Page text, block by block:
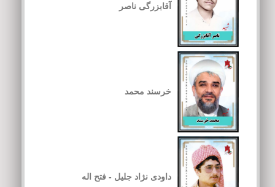
آقابزرگی ناصر
خرسند محمد
داودی نژاد جلیل - فتح اله